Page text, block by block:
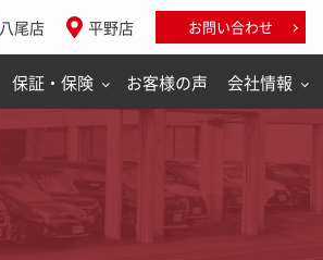
八尾店 平野店 お問い合わせ
保証・保険 お客様の声 会社情報